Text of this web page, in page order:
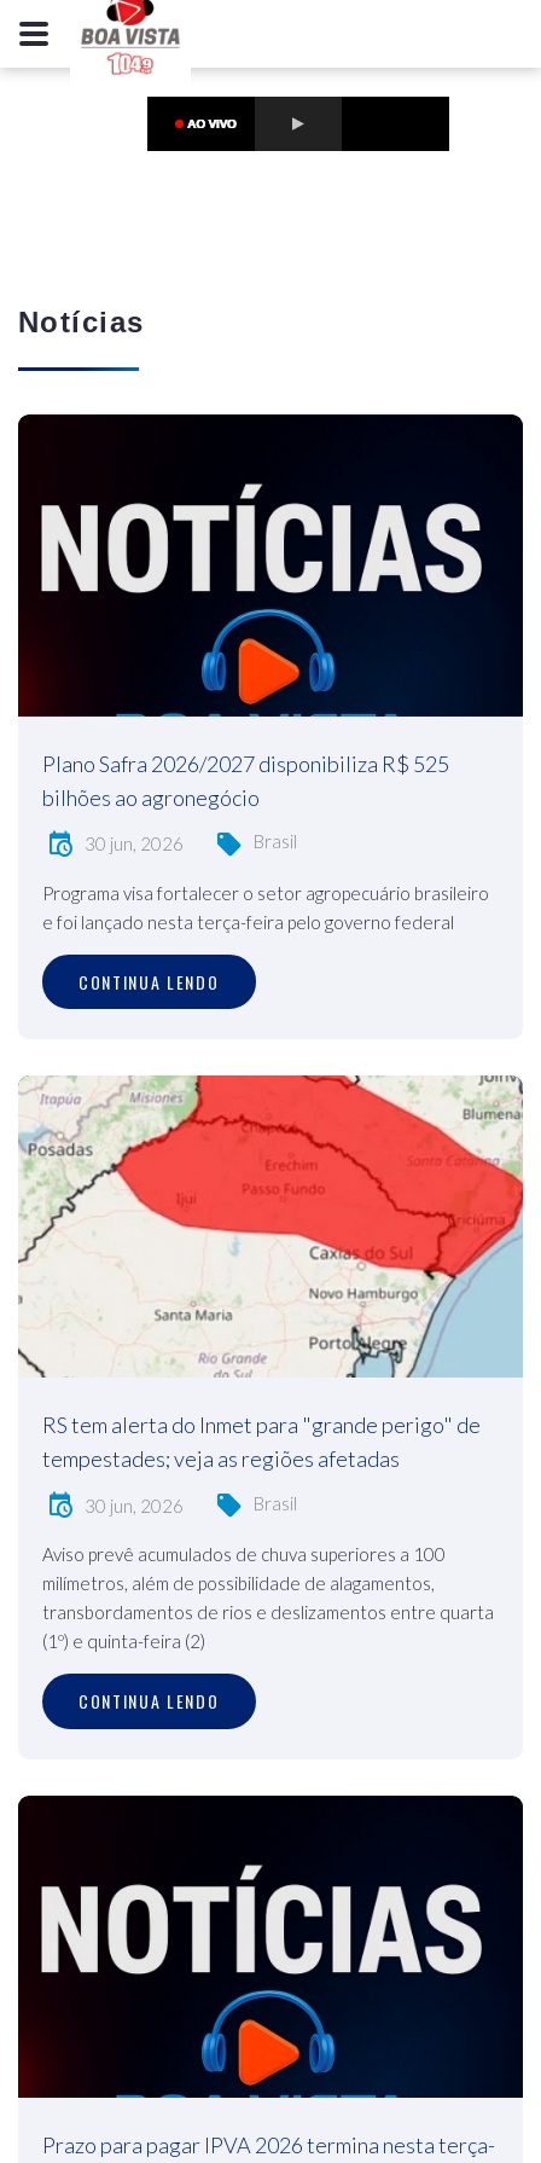
Notícias
Plano Safra 2026/2027 disponibiliza R$ 525
bilhões ao agronegócio
30 jun, 2026 Brasil
Programa visa fortalecer o setor agropecuário brasileiro
e foi lançado nesta terça-feira pelo governo federal
CONTINUA LENDO
RS tem alerta do Inmet para "grande perigo" de
tempestades; veja as regiões afetadas
30 jun, 2026 Brasil
Aviso prevê acumulados de chuva superiores a 100
milímetros, além de possibilidade de alagamentos,
transbordamentos de rios e deslizamentos entre quarta
(1º) e quinta-feira (2)
CONTINUA LENDO
Prazo para pagar IPVA 2026 termina nesta terça-